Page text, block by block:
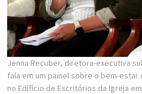
Jenna Recuber, diretora-executiva
fala em um painel sobre o bem-
no Edifício de Escritórios da Igreja